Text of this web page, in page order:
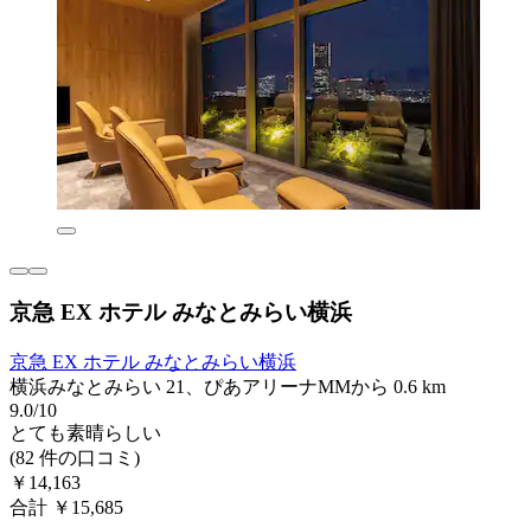
京急 EX ホテル みなとみらい横浜
京急 EX ホテル みなとみらい横浜
横浜みなとみらい 21、ぴあアリーナMMから 0.6 km
9.0/10
とても素晴らしい
(82 件の口コミ)
￥14,163
合計 ￥15,685